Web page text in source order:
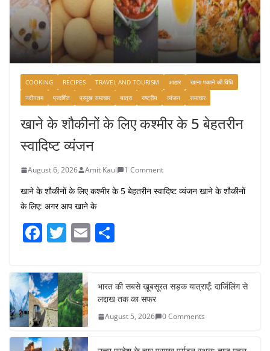
COOKING RECIPES TRAVEL AND TOURISM आहार
खाना पकाने की विधि
नवीनतम
प्रदर्शित प्रमुख समाचार यात्रा राष्ट्रीय व्यंजन समाचार
खाने के शौकीनों के लिए कश्मीर के 5 बेहतरीन
स्वादिष्ट व्यंजन
August 6, 2026 Amit Kaul 1 Comment
खाने के शौकीनों के लिए कश्मीर के 5 बेहतरीन स्वादिष्ट व्यंजन खाने के शौकीनों
के लिए: अगर आप खाने के
F
c
e
b
o
T
itt
er
E
e
भारत की सबसे खूबसूरत सड़क यात्राएँ: दार्जिलिंग से
लद्दाख तक का सफर
August 5, 2026 0 Comments